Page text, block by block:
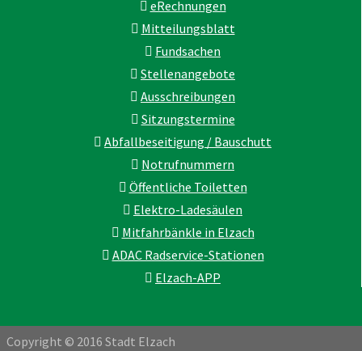
eRechnungen
Mitteilungsblatt
Fundsachen
Stellenangebote
Ausschreibungen
Sitzungstermine
Abfallbeseitigung / Bauschutt
Notrufnummern
Öffentliche Toiletten
Elektro-Ladesäulen
Mitfahrbänkle in Elzach
ADAC Radservice-Stationen
Elzach-APP
Copyright © 2016 Stadt Elzach